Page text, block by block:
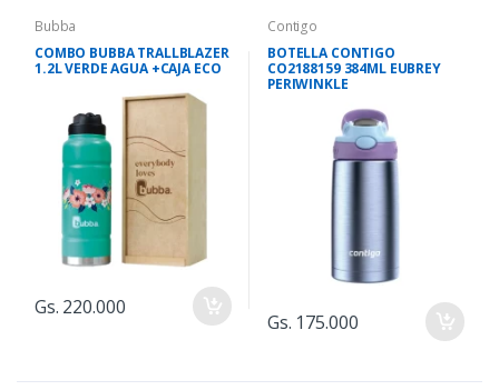
Bubba
COMBO BUBBA TRALLBLAZER
1.2L VERDE AGUA +CAJA ECO
Gs. 220.000
Contigo
BOTELLA CONTIGO
CO2188159 384ML EUBREY
PERIWINKLE
Gs. 175.000